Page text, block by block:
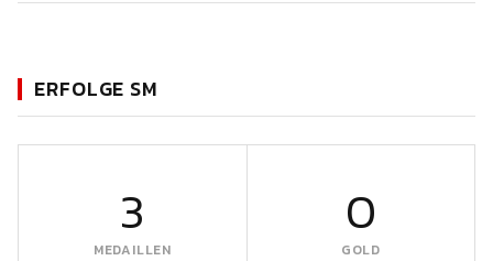
ERFOLGE SM
3
MEDAILLEN
0
GOLD